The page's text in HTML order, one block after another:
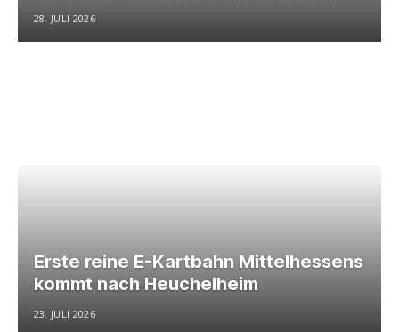
28. JULI 2026
Erste reine E-Kartbahn Mittelhessens
kommt nach Heuchelheim
23. JULI 2026